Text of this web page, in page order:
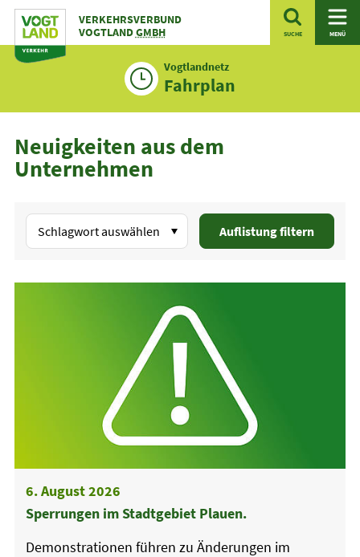
Zum
Inhalt
VERKEHRSVERBUND
VOGTLANDGMBH SUCHE MENÜ
Vogtlandnetz
Fahrplan
Neuigkeiten aus dem
Unternehmen
Formular
zum
von
Schlagwort Auflistung filtern
Sperrungen im Stadtgebiet Plauen.
6. August 2026
Demonstrationen führen zu Änderungen im